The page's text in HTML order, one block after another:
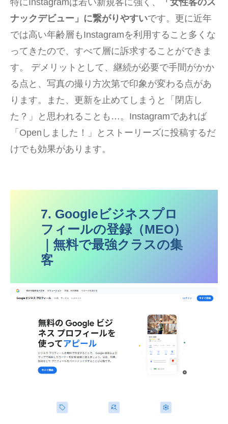
特にInstagramは若い新規客に強く、
「女性客のス
ナックデビュー」に繋がりやすいです。更に近年
では高い年齢層もInstagramを利用すること多くな
ってきたので、すべて層に訴求することができま
す。 デメリットとして、継続が必要で手間がかか
る点と、写真の撮り方次第で印象が変わる点があ
ります。また、更新を止めてしまうと「閉店し
た？」と思われることも…。Instagramであれば
「Openしました！」とストーリーズに投稿するだ
けでも効果があります。
7. Googleビジネスプロ
フィールの登録（MEO）
｜無料で最強クラスの集
客